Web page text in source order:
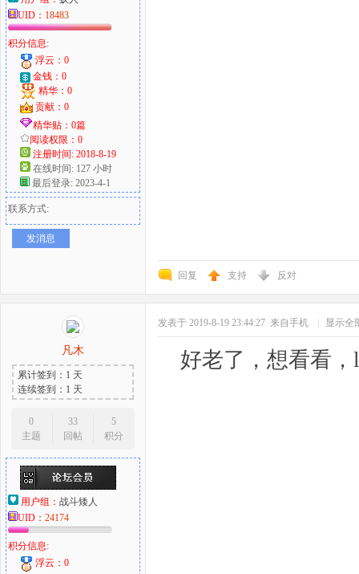
UID： 18483
积分信息:
浮云：0
金钱：0
精华：0
贡献：0
精华贴：0篇
阅读权限：0
注册时间: 2018-8-19
在线时间: 127 小时
最后登录: 2023-4-1
联系方式:
发消息
回复 支持 反对
凡木
累计签到：1 天
连续签到：1 天
0
主题
33
回帖
5
积分
用户组： 战斗矮人
UID： 24174
积分信息:
浮云：0
发表于 2019-8-19 23:44:27 来自手机 显示全
好老了，想看看，